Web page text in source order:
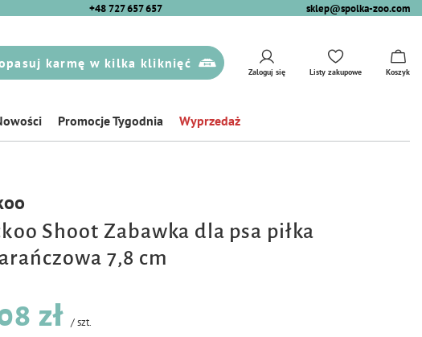
+48 727 657 657 sklep@spolka-zoo.com
karmę w kilka kliknięć
Zaloguj się Listy zakupowe Koszyk
Promocje Tygodnia Wyprzedaż
Shoot Zabawka dla psa piłka
7,8 cm
zł /szt.